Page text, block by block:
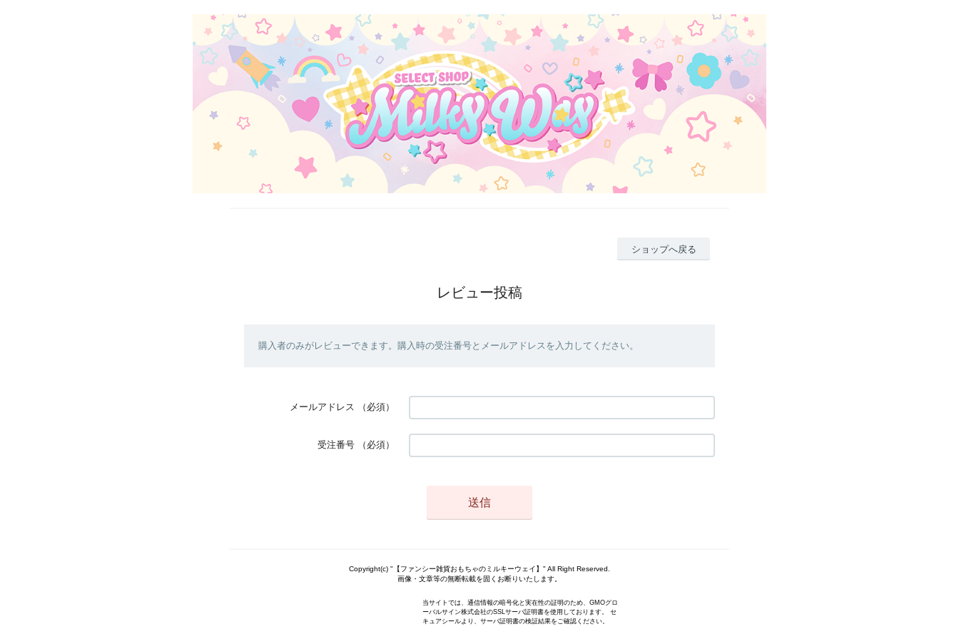
ショップへ戻る
レビュー投稿
購入者のみがレビューできます。購入時の受注番号とメールアドレスを入力してください。
メールアドレス （必須）
受注番号 （必須）
Copyright(c) "【ファンシー雑貨おもちゃのミルキーウェイ】" All Right Reserved.
画像・文章等の無断転載を固くお断りいたします。
当サイトでは、通信情報の暗号化と実在性の証明のため、GMOグロ
ーバルサイン株式会社のSSLサーバ証明書を使用しております。 セ
キュアシールより、サーバ証明書の検証結果をご確認ください。